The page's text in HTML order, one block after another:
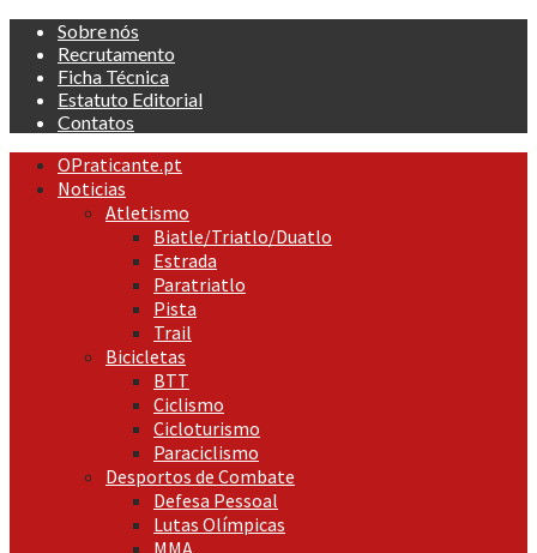
Skip
content
Sobre nós
Recrutamento
Ficha Técnica
Estatuto Editorial
Contatos
Primary
Menu
OPraticante.pt
Noticias
Atletismo
Biatle/Triatlo/Duatlo
Estrada
Paratriatlo
Pista
Trail
Bicicletas
BTT
Ciclismo
Cicloturismo
Paraciclismo
Desportos de Combate
Defesa Pessoal
Lutas Olímpicas
MMA